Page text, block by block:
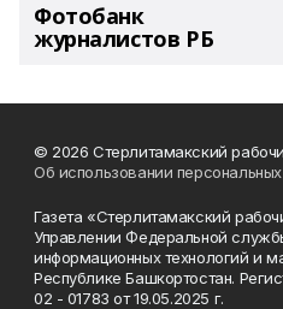
Фотобанк
журналистов РБ
© 2026 Стерлитамакский
Об использовании
Газета «Стерлитамакский
Управлении Федеральной
информационных технологий и
Республике Башкортостан.
02 - 01783 от 19.05.2025 г.